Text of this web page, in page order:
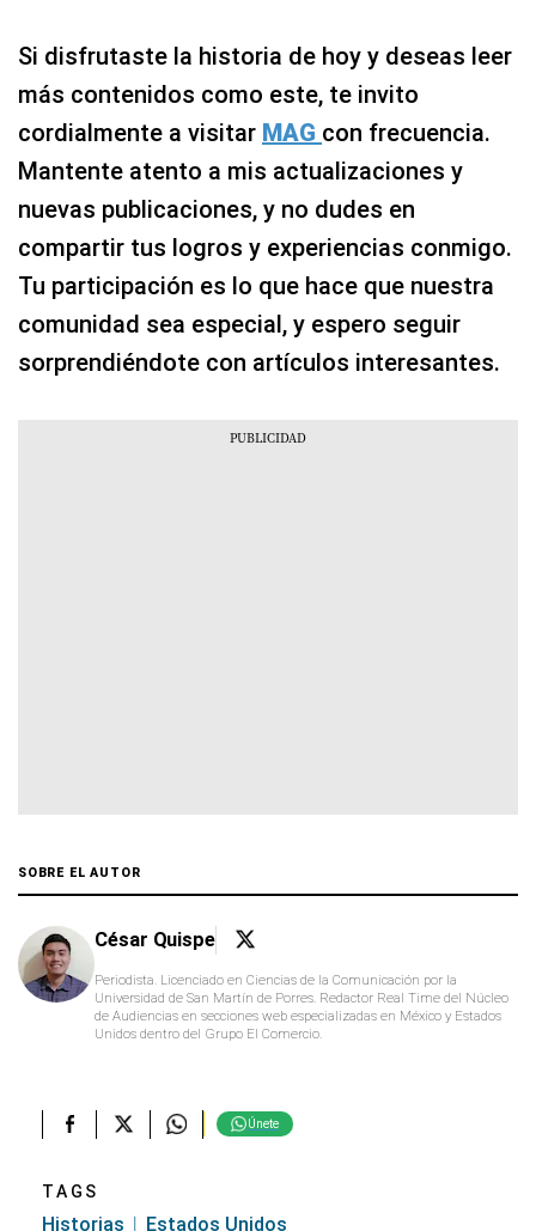
Si disfrutaste la historia de hoy y deseas leer
más contenidos como este, te invito
cordialmente a visitar MAG con frecuencia.
Mantente atento a mis actualizaciones y
nuevas publicaciones, y no dudes en
compartir tus logros y experiencias conmigo.
Tu participación es lo que hace que nuestra
comunidad sea especial, y espero seguir
sorprendiéndote con artículos interesantes.
SOBRE EL AUTOR
César Quispe
Periodista. Licenciado en Ciencias de la Comunicación por la
Universidad de San Martín de Porres. Redactor Real Time del Núcleo
de Audiencias en secciones web especializadas en México y Estados
Unidos dentro del Grupo El Comercio.
Únete
TAGS
Historias Estados Unidos